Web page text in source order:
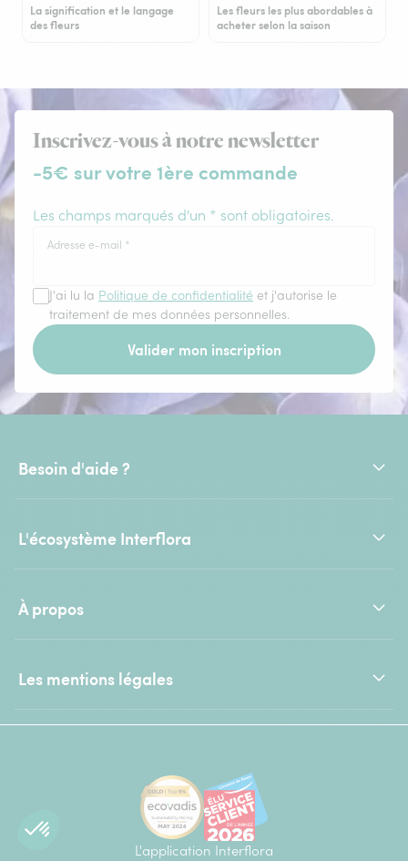
La signification et le langage
des fleurs
Les fleurs les plus abordables à
acheter selon la saison
Inscrivez-vous à notre newsletter
-5€ sur votre 1ère commande
Les champs marqués d'un * sont obligatoires.
Adresse e-mail *
J'ai lu la Politique de confidentialité et j'autorise le
traitement de mes données personnelles.
Valider mon inscription
Besoin d'aide ?
L'écosystème Interflora
À propos
Les mentions légales
L'application Interflora